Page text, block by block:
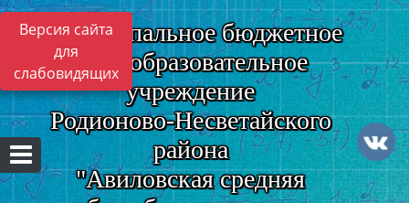
Версия сайта
для
слабовидящих
Муниципальное бюджетное
общеобразовательное
учреждение
Родионово-Несветайского
района
"Авиловская средняя